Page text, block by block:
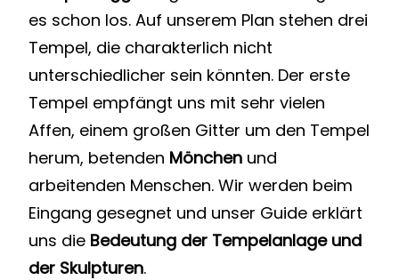
es schon los. Auf unserem Plan stehen drei
Tempel, die charakterlich nicht
unterschiedlicher sein könnten. Der erste
Tempel empfängt uns mit sehr vielen
Affen, einem großen Gitter um den Tempel
herum, betenden Mönchen und
arbeitenden Menschen. Wir werden beim
Eingang gesegnet und unser Guide erklärt
uns die Bedeutung der Tempelanlage und
der Skulpturen.